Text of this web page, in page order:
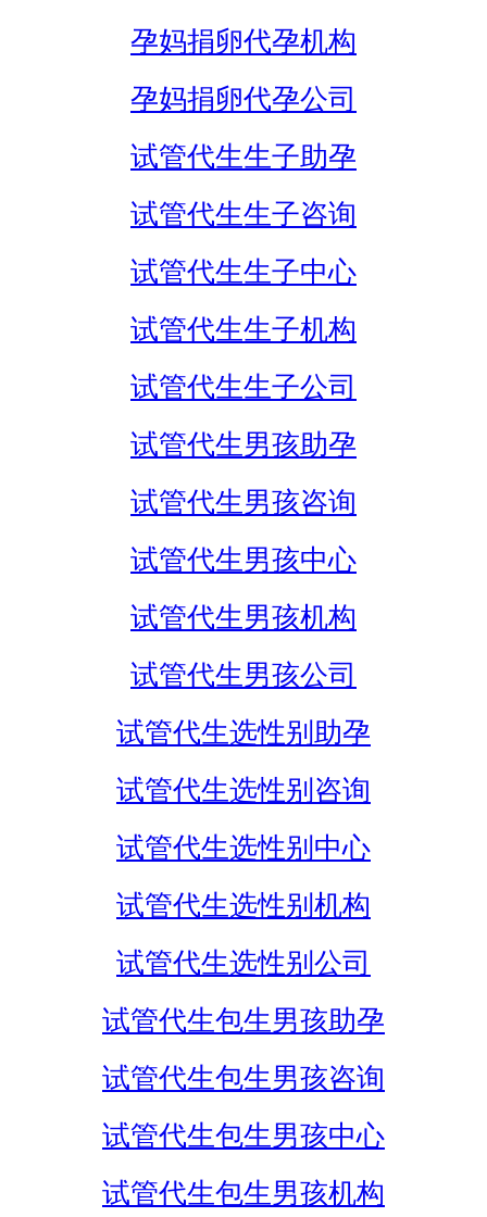
孕妈捐卵代孕机构
孕妈捐卵代孕公司
试管代生生子助孕
试管代生生子咨询
试管代生生子中心
试管代生生子机构
试管代生生子公司
试管代生男孩助孕
试管代生男孩咨询
试管代生男孩中心
试管代生男孩机构
试管代生男孩公司
试管代生选性别助孕
试管代生选性别咨询
试管代生选性别中心
试管代生选性别机构
试管代生选性别公司
试管代生包生男孩助孕
试管代生包生男孩咨询
试管代生包生男孩中心
试管代生包生男孩机构